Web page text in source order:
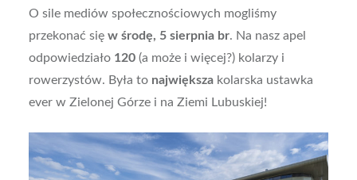
O sile mediów społecznościowych mogliśmy
przekonać się w środę, 5 sierpnia br. Na nasz apel
odpowiedziało 120(a może i więcej?) kolarzy i
rowerzystów. Była to największakolarska ustawka
ever w Zielonej Górze i na Ziemi Lubuskiej!